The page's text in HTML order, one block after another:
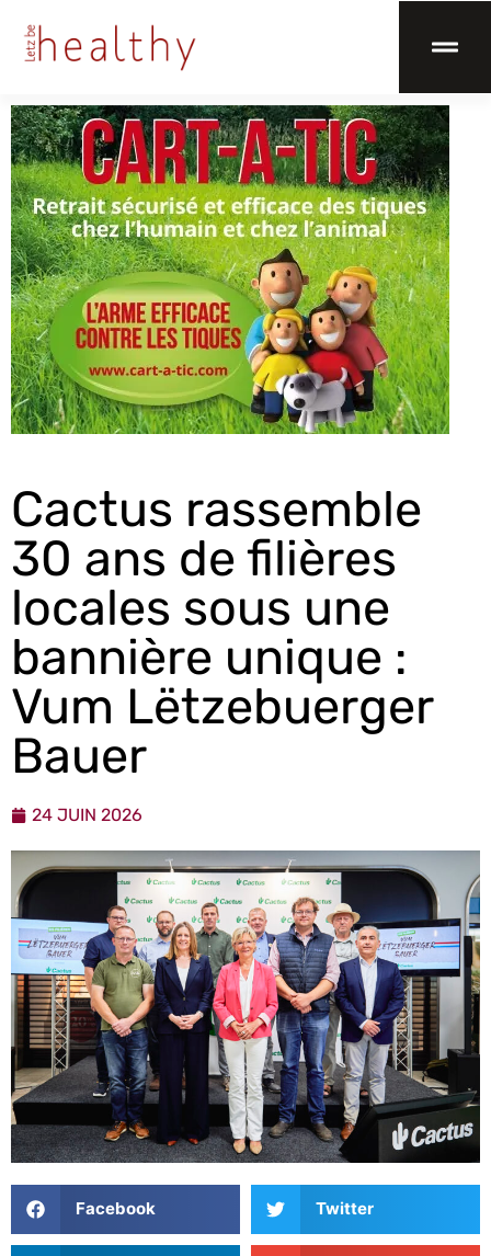
Cactus rassemble
30 ans de filières
locales sous une
bannière unique :
Vum Lëtzebuerger
Bauer
24 JUIN 2026
Facebook Twitter